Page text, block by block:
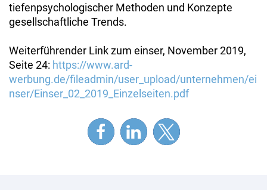
tiefenpsychologischer Methoden und Konzepte
gesellschaftliche Trends.
Weiterführender Link zum einser, November 2019,
Seite 24: https://www.ard-
werbung.de/fileadmin/user_upload/unternehmen/ei
nser/Einser_02_2019_Einzelseiten.pdf